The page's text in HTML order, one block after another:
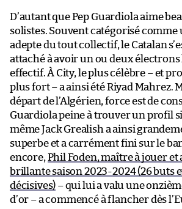
D’autant que Pep Guardiola aime
solistes. Souvent catégorisé
adepte du tout collectif, le Catalan
attaché à avoir un ou deux électrons
effectif. À City, le plus célèbre – et
plus fort – a ainsi été Riyad Mahrez.
départ de l’Algérien, force est de
Guardiola peine à trouver un profil
même Jack Grealish a ainsi
superbe et a carrément fini sur le
encore, Phil Foden, maître à jouer et
brillante saison 2023-2024 (26 buts
décisives) – qui lui a valu une
d’or – a commencé à flancher dès